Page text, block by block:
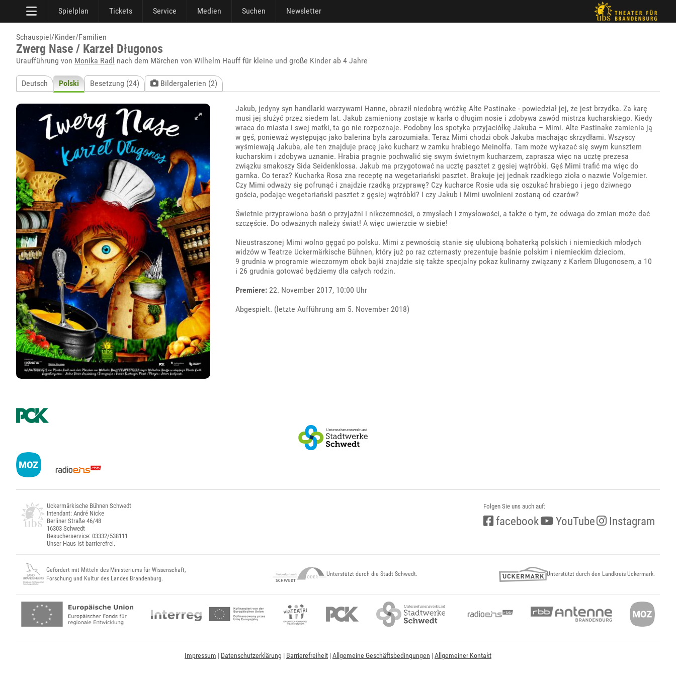
Spielplan Tickets Service Medien Suchen Newsletter
Schauspiel/Kinder/Familien
Zwerg Nase / Karzeł Długonos
Uraufführung von Monika Radl nach dem Märchen von Wilhelm Hauff für kleine und große Kinder ab 4 Jahre
Deutsch Polski Besetzung (24) Bildergalerien (2)
Jakub, jedyny syn handlarki warzywami Hanne, obraził niedobrą wróżkę Alte Pastinake - powiedział jej, że jest brzydka. Za karę
musi jej służyć przez siedem lat. Jakub zamieniony zostaje w karła o długim nosie i zdobywa zawód mistrza kucharskiego. Kiedy
wraca do miasta i swej matki, ta go nie rozpoznaje. Podobny los spotyka przyjaciółkę Jakuba – Mimi. Alte Pastinake zamienia ją
w gęś, ponieważ występując jako balerina była zarozumiała. Teraz Mimi chodzi obok Jakuba machając skrzydłami. Wszyscy
wyśmiewają Jakuba, ale ten znajduje pracę jako kucharz w zamku hrabiego Meinolfa. Tam może wykazać się swym kunsztem
kucharskim i zdobywa uznanie. Hrabia pragnie pochwalić się swym świetnym kucharzem, zaprasza więc na ucztę prezesa
związku smakoszy Sida Seidenklossa. Jakub ma przygotować na ucztę pasztet z gęsiej wątróbki. Gęś Mimi trafić ma więc do
garnka. Co teraz? Kucharka Rosa zna receptę na wegetariański pasztet. Brakuje jej jednak rzadkiego zioła o nazwie Volgemier.
Czy Mimi odważy się pofrunąć i znajdzie rzadką przyprawę? Czy kucharce Rosie uda się oszukać hrabiego i jego dziwnego
gościa, podając wegetariański pasztet z gęsiej wątróbki? I czy Jakub i Mimi uwolnieni zostaną od czarów?
Świetnie przyprawiona baśń o przyjaźni i nikczemności, o zmysłach i zmysłowości, a także o tym, że odwaga do zmian może dać
szczęście. Do odważnych należy świat! A więc uwierzcie w siebie!
Nieustraszonej Mimi wolno gęgać po polsku. Mimi z pewnością stanie się ulubioną bohaterką polskich i niemieckich młodych
widzów w Teatrze Uckermärkische Bühnen, który już po raz czternasty prezentuje baśnie polskim i niemieckim dzieciom.
9 grudnia w programie wieczornym obok bajki znajdzie się także specjalny pokaz kulinarny związany z Karłem Długonosem, a 10
i 26 grudnia gotować będziemy dla całych rodzin.
Premiere: 22. November 2017, 10:00 Uhr
Abgespielt. (letzte Aufführung am 5. November 2018)
Uckermärkische Bühnen Schwedt
Intendant: André Nicke
Berliner Straße 46/48
16303 Schwedt
Besucherservice: 03332/538111
Unser Haus ist barrierefrei.
Folgen Sie uns auch auf:
facebook YouTube Instagram
Gefördert mit Mitteln des Ministeriums für Wissenschaft,
Forschung und Kultur des Landes Brandenburg.
Unterstützt durch die Stadt Schwedt. Unterstützt durch den Landkreis Uckermark.
Impressum | Datenschutzerklärung | Barrierefreiheit |Allgemeine Geschäftsbedingungen |Allgemeiner Kontakt